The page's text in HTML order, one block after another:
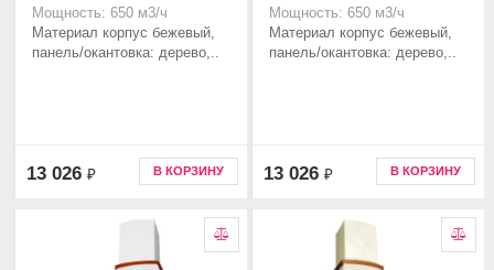
Мощность: 650 м3/ч
Материал корпус бежевый,
панель/окантовка: дерево,..
13 026 ₽ В КОРЗИНУ
Мощность: 650 м3/ч
Материал корпус бежевый,
панель/окантовка: дерево,..
13 026 ₽ В КОРЗИНУ